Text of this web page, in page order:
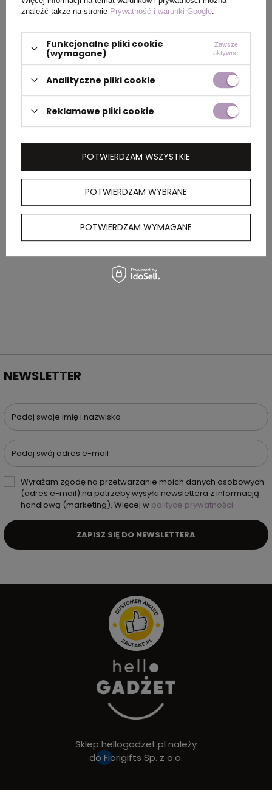
Wymiary
55 x 19 x 35 cm
PAKOWANIE
Wymiary
kartonu
zewnętrznego
59 x 37 x 50 cm
Torba termoizolacyjna, duża głowna
przegroda, mała kieszeń z przodu, krótkie
NEWSLETTER
Podaj swoje imię i nazwisko
Podaj swój adres e-mail
Wyrażam zgodę na przetwarzanie moich danych osobowych
(adres e-mail) na potrzeby wysyłki newslettera z informacją
handlową (marketing). Więcej w polityce prywatności.
ZAPISZ SIĘ DO NEWSLETTERA
Sklep hellogadzet.pl należy
do Fiorigifts Sp. z o.o.
znaleźć także na stronie Prywatność i warunki Google
Funkcjonalne pliki cookie
(wymagane)
Zawsze
aktywne
Analityczne pliki cookie
Reklamowe pliki cookie
POTWIERDZAM WYBRANE
POTWIERDZAM WYMAGANE
POTWIERDZAM WSZYSTKIE